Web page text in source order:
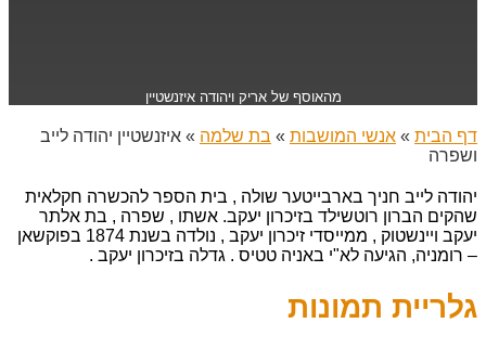
מהאוסף של אריק ויהודה איזנשטיין
דף הבית » אנשי המושבות » בת שלמה » איזנשטיין יהודה לייב
ושפרה
יהודה לייב חניך בארבייטער שולה , בית הספר להכשרה חקלאית
שהקים הברון רוטשילד בזיכרון יעקב. אשתו , שפרה , בת אלתר
יעקב ויינשטוק , ממייסדי זיכרון יעקב , נולדה בשנת 1874 בפוקשאן
– רומניה, הגיעה לא"י באניה טטיס . גדלה בזיכרון יעקב .
גלריית תמונות